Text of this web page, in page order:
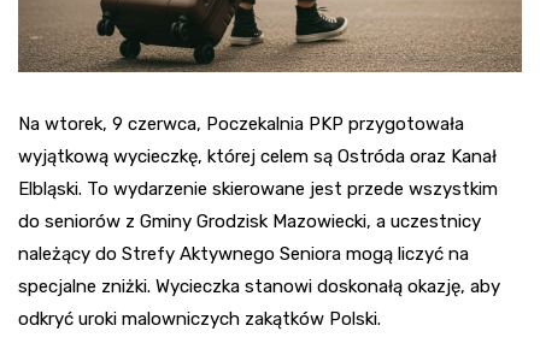
Na wtorek, 9 czerwca, Poczekalnia PKP przygotowała
wyjątkową wycieczkę, której celem są Ostróda oraz Kanał
Elbląski. To wydarzenie skierowane jest przede wszystkim
do seniorów z Gminy Grodzisk Mazowiecki, a uczestnicy
należący do Strefy Aktywnego Seniora mogą liczyć na
specjalne zniżki. Wycieczka stanowi doskonałą okazję, aby
odkryć uroki malowniczych zakątków Polski.